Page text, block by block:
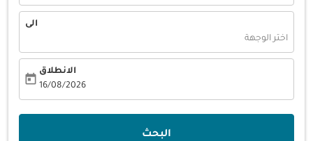
الى
اختر الوجهة
الانطلاق
16/08/2026
today
البحث